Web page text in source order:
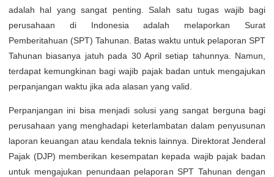
adalah hal yang sangat penting. Salah satu tugas wajib bagi
perusahaan di Indonesia adalah melaporkan Surat
Pemberitahuan (SPT) Tahunan. Batas waktu untuk pelaporan SPT
Tahunan biasanya jatuh pada 30 April setiap tahunnya. Namun,
terdapat kemungkinan bagi wajib pajak badan untuk mengajukan
perpanjangan waktu jika ada alasan yang valid.
Perpanjangan ini bisa menjadi solusi yang sangat berguna bagi
perusahaan yang menghadapi keterlambatan dalam penyusunan
laporan keuangan atau kendala teknis lainnya. Direktorat Jenderal
Pajak (DJP) memberikan kesempatan kepada wajib pajak badan
untuk mengajukan penundaan pelaporan SPT Tahunan dengan